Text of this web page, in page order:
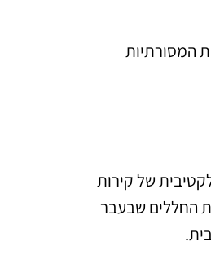
המסורתיות
של קירות
החללים שבעבר